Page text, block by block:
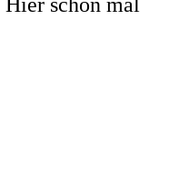
Hier schon mal